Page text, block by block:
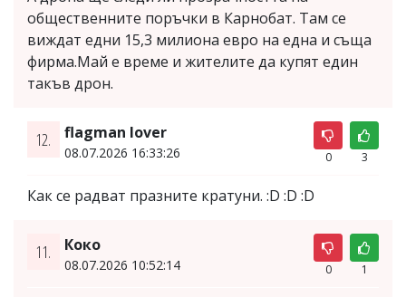
общественните поръчки в Карнобат. Там се
виждат едни 15,3 милиона евро на една и съща
фирма.Май е време и жителите да купят един
такъв дрон.
12. flagman lover
08.07.2026 16:33:26 0 3
Как се радват празните кратуни. :D :D :D
11. Коко
08.07.2026 10:52:14 0 1